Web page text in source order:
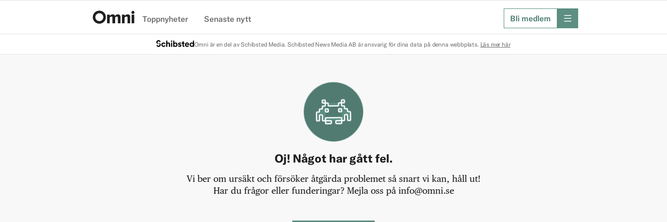
Toppnyheter Senaste nytt Bli medlem meny
Omni är en del av Schibsted Media. Schibsted News Media AB är ansvarig för dina data på denna webbplats. Läs mer här
Oj! Något har gått fel.
Vi ber om ursäkt och försöker åtgärda problemet så snart vi kan, håll ut!
Har du frågor eller funderingar? Mejla oss på info@omni.se